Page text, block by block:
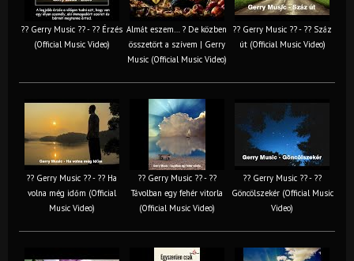
?? Gerry Music ?? - ?? Érzés
(Official Music Video)
Almát eszem… ? De közben
összetört a szívem | Gerry
Music (Official Music Video)
?? Gerry Music ?? - ?? Száz
út (Official Music Video)
?? Gerry Music ?? - ?? Ha
volna még időm (Official
Music Video)
?? Gerry Music ?? - ??
Távolban egy fehér vitorla
(Official Music Video)
?? Gerry Music ?? - ??
Göncölszekér (Official Music
Video)